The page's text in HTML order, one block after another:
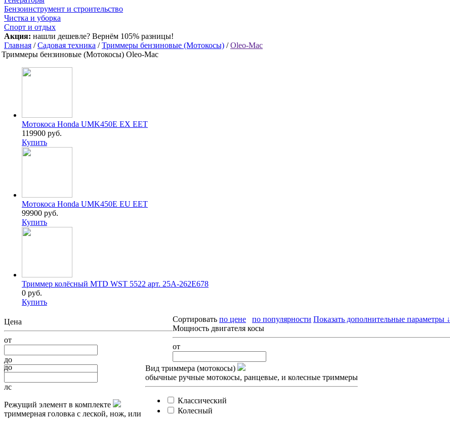
Бензоинструмент и строительство
Чистка и уборка
Спорт и отдых
Акция: нашли дешевле? Вернём 105% разницы!
Главная /Садовая техника /Триммеры бензиновые (Мотокосы) /Oleo-Mac
Триммеры бензиновые (Мотокосы) Oleo-Mac
Мотокоса Honda UMK450E EX EET
119900 руб.
Купить
Мотокоса Honda UMK450E EU EET
99900 руб.
Купить
Триммер колёсный MTD WST 5522 арт. 25A-262E678
0 руб.
Купить
Цена
от
до
Вид триммера (мотокосы)
обычные ручные мотокосы, ранцевые, и колесные триммеры
Классический
Колесный
Сортировать по цене по популярности Показать дополнительные параметры ↓
Мощность двигателя косы
от
до
лс
Режущий элемент в комплекте
триммерная головка с леской, нож, или